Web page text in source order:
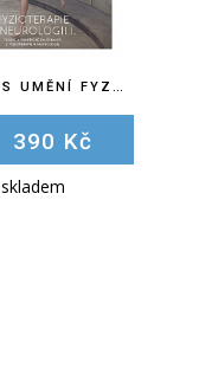
390 Kč
skladem